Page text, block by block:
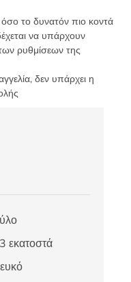
όσο το δυνατόν πιο κοντά
να υπάρχουν
ρυθμίσεων της
δεν υπάρχει η
εκατοστά